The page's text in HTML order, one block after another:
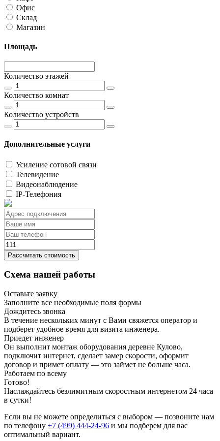
Офис
Склад
Магазин
Площадь
Количество этажей
Количество комнат
Количество устройств
Дополнительные услуги
Усиление сотовой связи
Телевидение
Видеонаблюдение
IP-Телефония
Рассчитать стоимость
Схема нашей работы
Оставьте заявку
Заполните все необходимые поля формы
Дождитесь звонка
В течение нескольких минут с Вами свяжется оператор и
подберет удобное время для визита инженера.
Приедет инженер
Он выполнит монтаж оборудования деревне Кулово,
подключит интернет, сделает замер скорости, оформит
договор и примет оплату — это займет не больше часа.
Работаем по всему
Готово!
Наслаждайтесь безлимитным скоростным интернетом 24 часа
в сутки!
Если вы не можете определиться с выбором — позвоните нам
по телефону +7 (499) 444-24-96 и мы подберем для вас
оптимальный вариант.